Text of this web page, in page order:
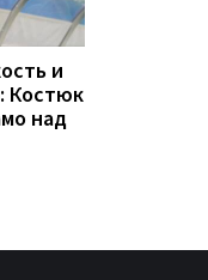
и
Костюк
над